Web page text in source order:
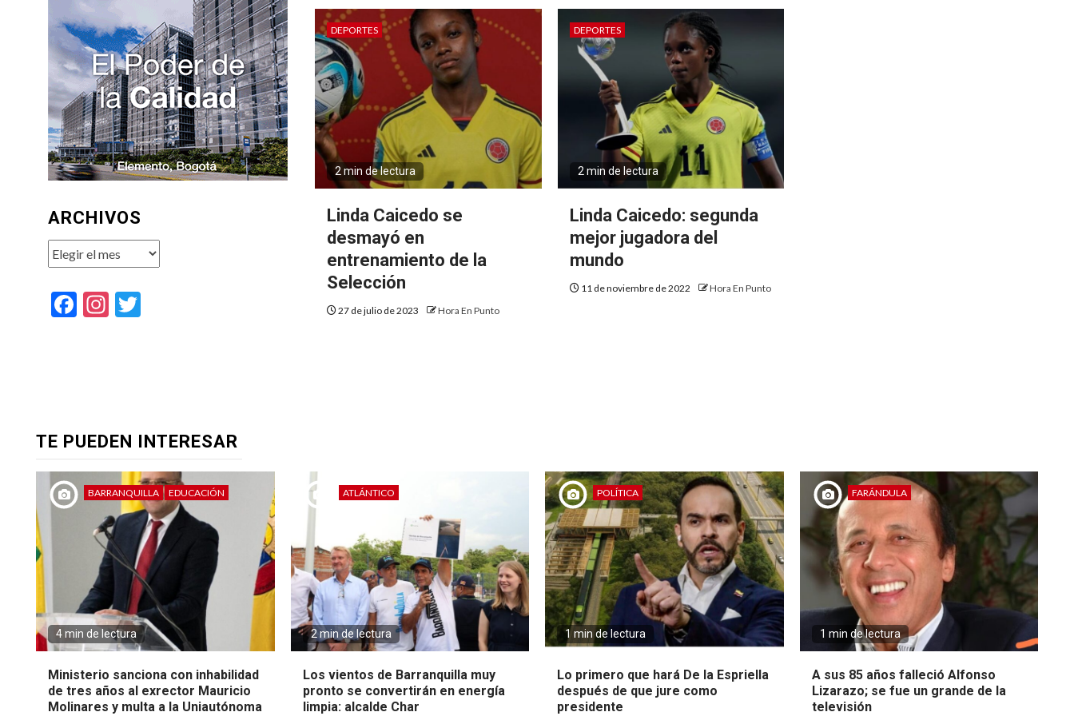
DEPORTES
2 min de lectura
Linda Caicedo se
desmayó en
entrenamiento de la
Selección
27 de julio de 2023 Hora En Punto
DEPORTES
2 min de lectura
Linda Caicedo: segunda
mejor jugadora del
mundo
11 de noviembre de 2022 Hora En Punto
ARCHIVOS
Archivos
Facebook
Instagram
TE PUEDEN INTERESAR
BARRANQUILLA EDUCACIÓN
4 min de lectura
Ministerio sanciona con inhabilidad
de tres años al exrector Mauricio
Molinares y multa a la Uniautónoma
ATLÁNTICO
2 min de lectura
Los vientos de Barranquilla muy
pronto se convertirán en energía
limpia: alcalde Char
POLÍTICA
1 min de lectura
Lo primero que hará De la Espriella
después de que jure como
presidente
FARÁNDULA
1 min de lectura
A sus 85 años falleció Alfonso
Lizarazo; se fue un grande de la
televisión